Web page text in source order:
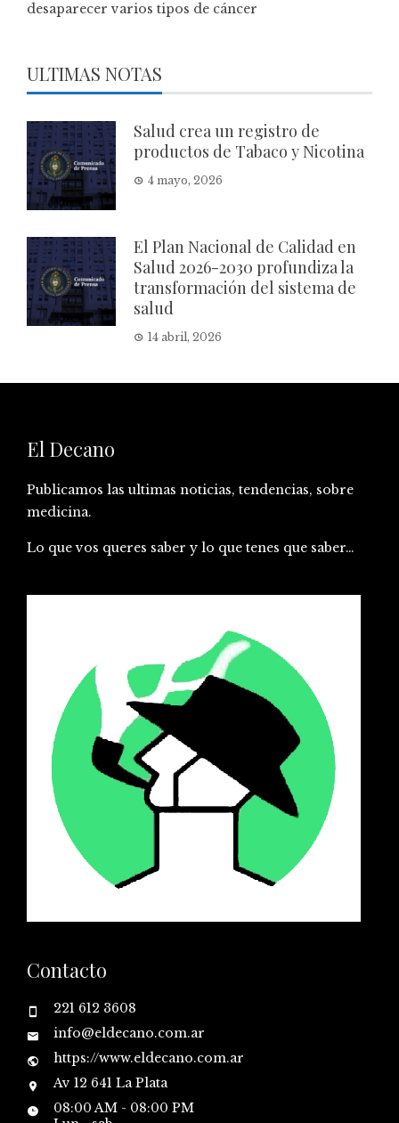
desaparecer varios tipos de cáncer
ULTIMAS NOTAS
Salud crea un registro de
productos de Tabaco y Nicotina
4 mayo, 2026
El Plan Nacional de Calidad en
Salud 2026-2030 profundiza la
transformación del sistema de
salud
14 abril, 2026
El Decano
Publicamos las ultimas noticias, tendencias, sobre
medicina.
Lo que vos queres saber y lo que tenes que saber…
Contacto
221 612 3608
info@eldecano.com.ar
https://www.eldecano.com.ar
Av 12 641 La Plata
08:00 AM - 08:00 PM